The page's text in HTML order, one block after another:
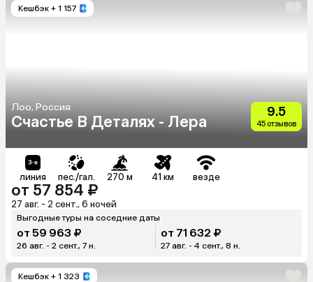
Кешбэк + 1 157
Лоо, Россия
Счастье В Деталях - Лера
9.5
45 отзывов
линия пес./гал. 270 м 41 км везде
от 57 854 ₽
27 авг. - 2 сент., 6 ночей
Выгодные туры на соседние даты
от 59 963 ₽
26 авг. - 2 сент., 7 н.
от 71 632 ₽
27 авг. - 4 сент., 8 н.
Кешбэк + 1 323